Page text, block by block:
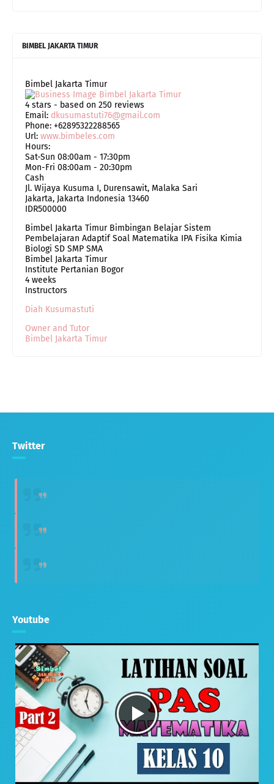
BIMBEL JAKARTA TIMUR
Bimbel Jakarta Timur
4 stars - based on 250 reviews
Email: dkusumastuti76@gmail.com
Phone: +62895322288565
Url: www.bimbeles.com
Hours:
Sat-Sun 08:00am - 17:30pm
Mon-Fri 08:00am - 20:30pm
Cash
Jl. Wijaya Kusuma I, Durensawit, Malaka Sari
Jakarta, Jakarta Indonesia 13460
IDR500000
Bimbel Jakarta Timur Bimbingan Belajar Sistem
Pembelajaran Adaptif Soal Matematika IPA Fisika Kimia
Biologi SD SMP SMA
Bimbel Jakarta Timur
Institute Pertanian Bogor
4 weeks
Instructors
Diah Kusumastuti
Owner and Tutor
Bimbel Jakarta Timur
Twitter
Youtube